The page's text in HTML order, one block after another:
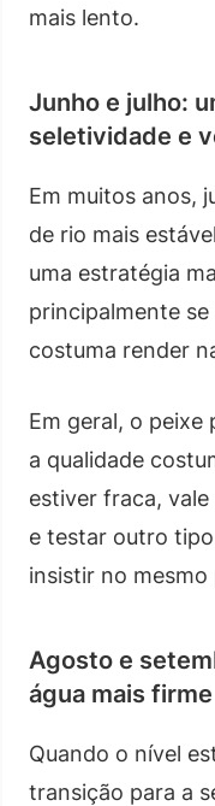
mais lento.
Junho e julho:
seletividade e
Em muitos anos,
de rio mais
uma estratégia
principalmente
costuma render
Em geral, o peixe
a qualidade
estiver fraca,
e testar outro
insistir no
Agosto e
água mais firme
Quando o nível
transição para a